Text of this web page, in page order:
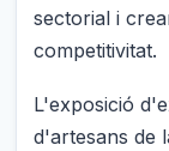
sectorial i
competitivitat.
L'exposició
d'artesans de